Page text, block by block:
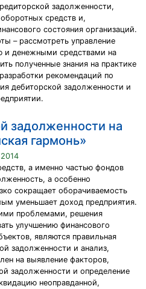
задолженности,
средств и,
состояния организаций.
– рассмотреть управление
и денежными средствами на
полученные знания на практике
рекомендаций по
дебиторской задолженности и
задолженности на
гармонь»
а именно частью фондов
а особенно
сокращает оборачиваемость
уменьшает доход предприятия.
проблемами, решения
улучшению финансового
являются правильная
задолженности и анализ,
на выявление факторов,
задолженности и определение
неоправданной,